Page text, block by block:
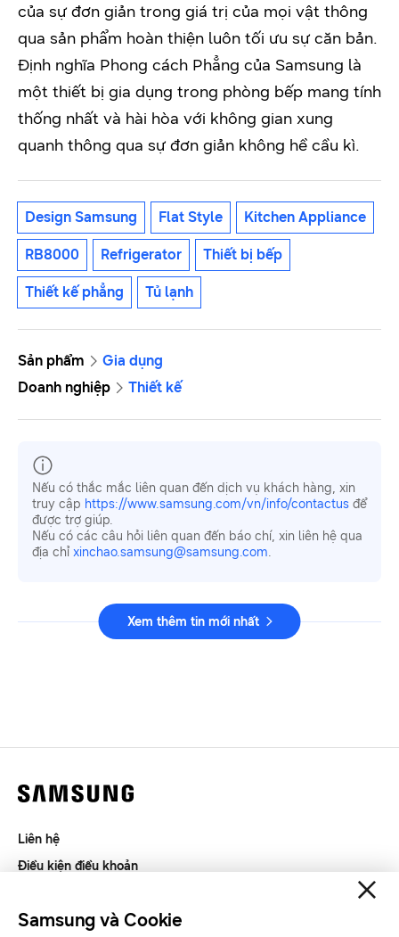
của sự đơn giản trong giá trị của mọi vật thông
qua sản phẩm hoàn thiện luôn tối ưu sự căn bản.
Định nghĩa Phong cách Phẳng của Samsung là
một thiết bị gia dụng trong phòng bếp mang tính
thống nhất và hài hòa với không gian xung
quanh thông qua sự đơn giản không hề cầu kì.
Design Samsung Flat Style Kitchen Appliance
RB8000 Refrigerator Thiết bị bếp
Thiết kế phẳng Tủ lạnh
Sản phẩm
Gia dụng
Doanh nghiệp
Thiết kế
Nếu có thắc mắc liên quan đến dịch vụ khách hàng, xin
truy cập https://www.samsung.com/vn/info/contactus để
được trợ giúp.
Nếu có các câu hỏi liên quan đến báo chí, xin liên hệ qua
địa chỉ xinchao.samsung@samsung.com.
Xem thêm tin mới nhất
Liên hệ
Điều kiện điều khoản
SAMSUNG.COM
Samsung và Cookie